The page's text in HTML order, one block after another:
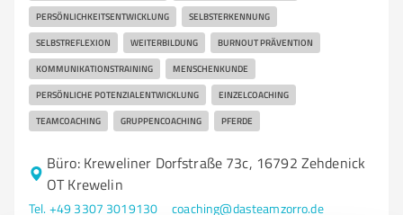
PERSÖNLICHKEITSENTWICKLUNG SELBSTERKENNUNG
SELBSTREFLEXION WEITERBILDUNG BURNOUT PRÄVENTION
KOMMUNIKATIONSTRAINING MENSCHENKUNDE
PERSÖNLICHE POTENZIALENTWICKLUNG EINZELCOACHING
TEAMCOACHING GRUPPENCOACHING PFERDE
Büro: Kreweliner Dorfstraße 73c, 16792 Zehdenick
OT Krewelin
Tel. +49 3307 3019130 coaching@dasteamzorro.de